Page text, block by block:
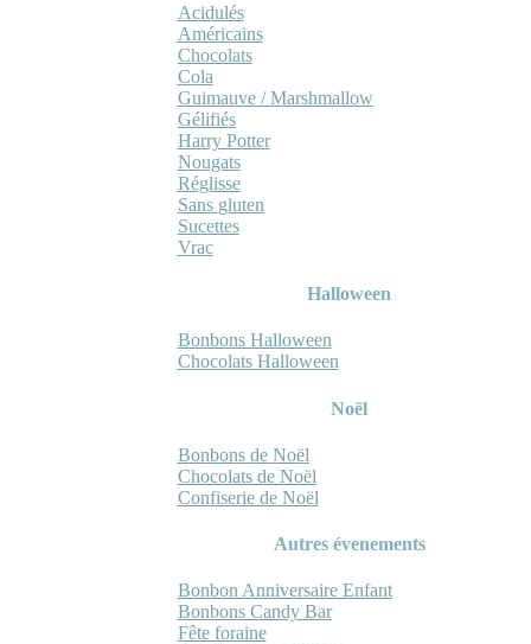
Acidulés
Américains
Chocolats
Cola
Guimauve / Marshmallow
Gélifiés
Harry Potter
Nougats
Réglisse
Sans gluten
Sucettes
Vrac
Halloween
Bonbons Halloween
Chocolats Halloween
Noël
Bonbons de Noël
Chocolats de Noël
Confiserie de Noël
Autres évenements
Bonbon Anniversaire Enfant
Bonbons Candy Bar
Fête foraine